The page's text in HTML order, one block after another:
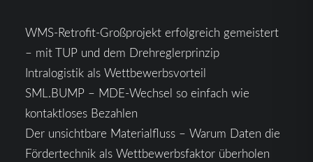
WMS-Retrofit-Großprojekt erfolgreich gemeistert
– mit TUP und dem Drehreglerprinzip
Intralogistik als Wettbewerbsvorteil
SML.BUMP – MDE-Wechsel so einfach wie
kontaktloses Bezahlen
Der unsichtbare Materialfluss – Warum Daten die
Fördertechnik als Wettbewerbsfaktor überholen